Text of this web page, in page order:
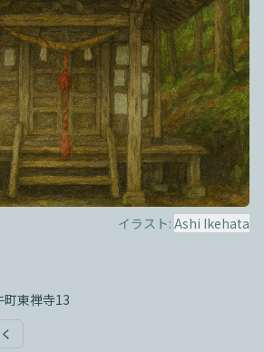
イラスト: Ashi Ikehata
東禅寺13